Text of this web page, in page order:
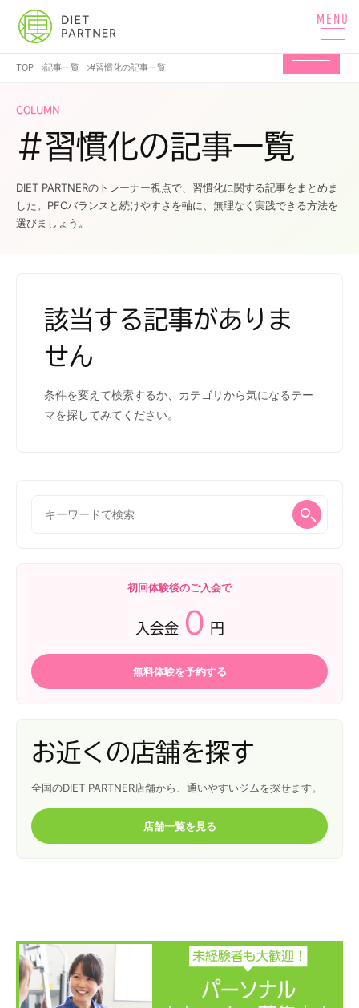
TOP 記事一覧 #習慣化の記事一覧
COLUMN
#習慣化の記事一覧
DIET PARTNERのトレーナー視点で、習慣化に関する記事をまとめま
した。PFCバランスと続けやすさを軸に、無理なく実践できる方法を
選びましょう。
該当する記事がありま
せん
条件を変えて検索するか、カテゴリから気になるテー
マを探してみてください。
初回体験後のご入会で
入会金 0 円
無料体験を予約する
お近くの店舗を探す
全国のDIET PARTNER店舗から、通いやすいジムを探せます。
店舗一覧を見る